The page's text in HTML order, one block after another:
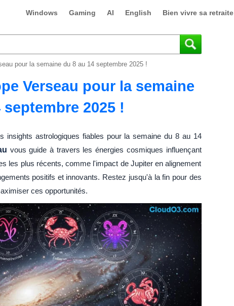
Windows Gaming AI English Bien vivre sa retraite
pour la semaine du 8 au 14 septembre 2025 !
Verseau pour la semaine
septembre 2025 !
insights astrologiques fiables pour la semaine du 8 au 14
vous guide à travers les énergies cosmiques influençant
les plus récents, comme l'impact de Jupiter en alignement
positifs et innovants. Restez jusqu'à la fin pour des
ces opportunités.